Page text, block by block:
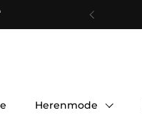
Vorige
Herenmode